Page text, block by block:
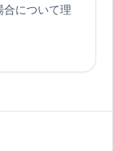
について理